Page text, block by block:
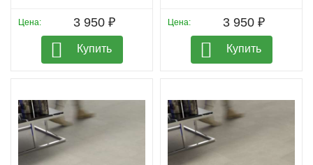
Цена: 3 950 ₽
Купить
Цена: 3 950 ₽
Купить